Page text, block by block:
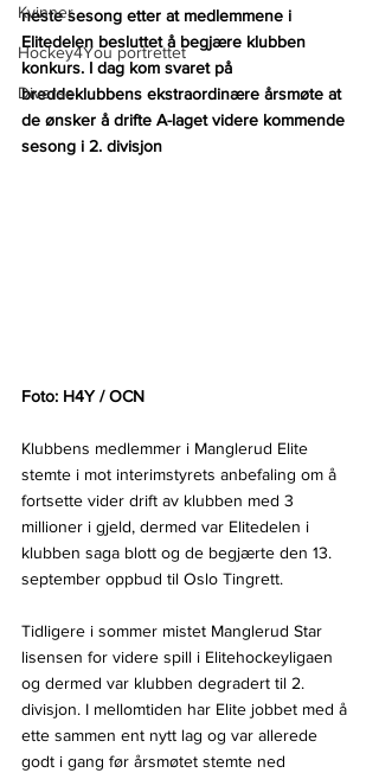
Kvinner
Hockey4You portrettet
Diverse
neste sesong etter at medlemmene i
Elitedelen besluttet å begjære klubben
konkurs. I dag kom svaret på
breddeklubbens ekstraordinære årsmøte at
de ønsker å drifte A-laget videre kommende
sesong i 2. divisjon
Foto: H4Y / OCN
Klubbens medlemmer i Manglerud Elite
stemte i mot interimstyrets anbefaling om å
fortsette vider drift av klubben med 3
millioner i gjeld, dermed var Elitedelen i
klubben saga blott og de begjærte den 13.
september oppbud til Oslo Tingrett.
Tidligere i sommer mistet Manglerud Star
lisensen for videre spill i Elitehockeyligaen
og dermed var klubben degradert til 2.
divisjon. I mellomtiden har Elite jobbet med å
ette sammen ent nytt lag og var allerede
godt i gang før årsmøtet stemte ned